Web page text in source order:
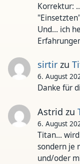
Korrektur:
Und... ich
sirtirzu
6. August
Danke für
Astrid zu
6. August
Titan...
sondern je
und/oder